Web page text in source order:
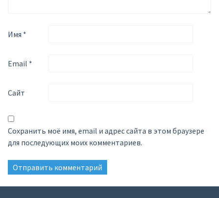
Имя *
Email *
Сайт
Сохранить моё имя, email и адрес сайта в этом браузере
для последующих моих комментариев.